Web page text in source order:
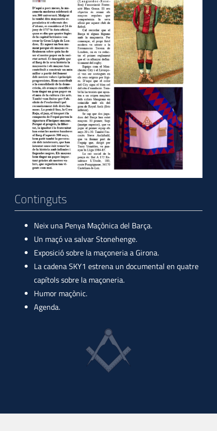
Continguts
Neix una Penya Maçònica del Barça.
Un maçó va salvar Stonehenge.
Exposició sobre la maçoneria a Girona.
La cadena SKY1 estrena un documental en quatre
capítols sobre la maçoneria.
Humor maçònic.
Agenda.